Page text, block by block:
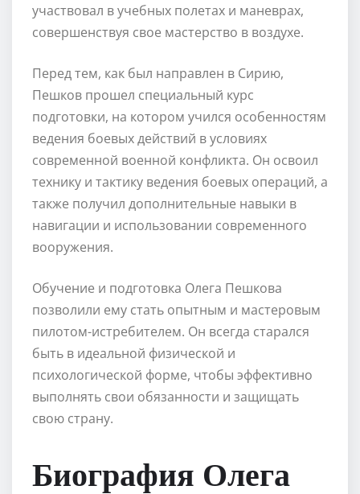
участвовал в учебных полетах и маневрах,
совершенствуя свое мастерство в воздухе.
Перед тем, как был направлен в Сирию,
Пешков прошел специальный курс
подготовки, на котором учился особенностям
ведения боевых действий в условиях
современной военной конфликта. Он освоил
технику и тактику ведения боевых операций, а
также получил дополнительные навыки в
навигации и использовании современного
вооружения.
Обучение и подготовка Олега Пешкова
позволили ему стать опытным и мастеровым
пилотом-истребителем. Он всегда старался
быть в идеальной физической и
психологической форме, чтобы эффективно
выполнять свои обязанности и защищать
свою страну.
Биография Олега